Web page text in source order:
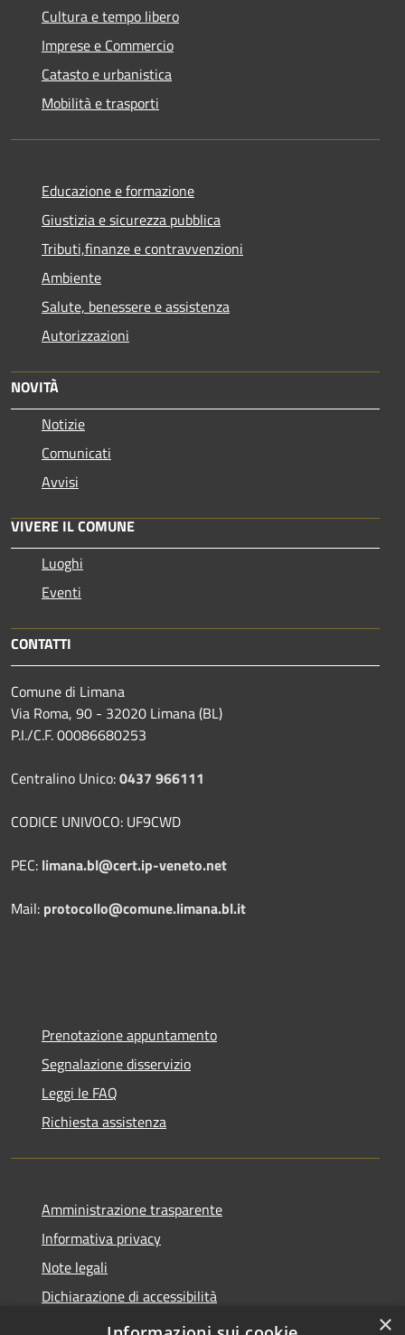
Cultura e tempo libero
Imprese e Commercio
Catasto e urbanistica
Mobilità e trasporti
Educazione e formazione
Giustizia e sicurezza pubblica
Tributi,finanze e contravvenzioni
Ambiente
Salute, benessere e assistenza
Autorizzazioni
NOVITÀ
Notizie
Comunicati
Avvisi
VIVERE IL COMUNE
Luoghi
Eventi
CONTATTI
Comune di Limana
Via Roma, 90 - 32020 Limana (BL)
P.I./C.F. 00086680253
Centralino Unico:0437 966111
CODICE UNIVOCO: UF9CWD
PEC: limana.bl@cert.ip-veneto.net
Mail: protocollo@comune.limana.bl.it
Prenotazione appuntamento
Segnalazione disservizio
Leggi le FAQ
Richiesta assistenza
Amministrazione trasparente
Informativa privacy
Note legali
Dichiarazione di accessibilità
Moduli Privacy Amministrazione trasparente
×